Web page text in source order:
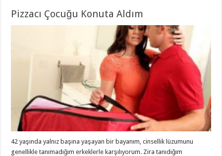
Pizzacı Çocuğu Konuta Aldım
42 yaşında yalnız başına yaşayan bir bayanım, cinsellik lüzumunu
genellikle tanımadığım erkeklerle karşılıyorum. Zira tanıdığım